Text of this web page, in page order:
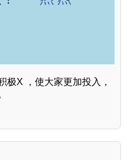
极X ，使大家更加投入，